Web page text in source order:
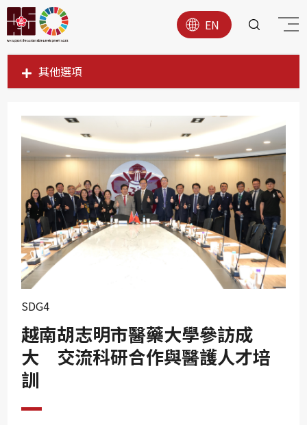
EN
其他選項
SDG1
SDG4
SDG5
SDG6
SDG7
SDG11
SDG12
SDG4
越南胡志明市醫藥大學參訪成
大 交流科研合作與醫護人才培
訓